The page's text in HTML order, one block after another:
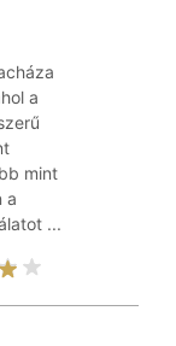
a
mint
a
...